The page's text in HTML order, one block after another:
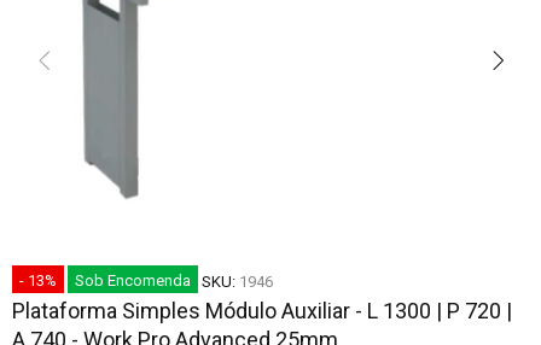
- 13% Sob Encomenda SKU: 1946
Plataforma Simples Módulo Auxiliar - L 1300 | P 720 |
A 740 - Work Pro Advanced 25mm